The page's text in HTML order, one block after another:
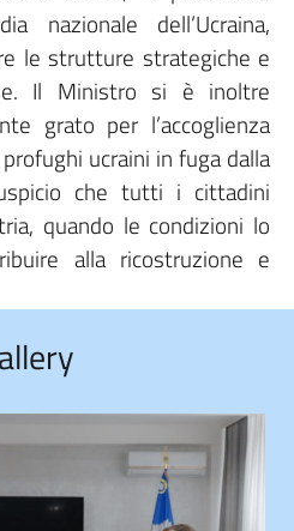
nazionale dell’Ucraina,
le strutture strategiche e
Il Ministro si è inoltre
grato per l’accoglienza
ucraini in fuga dalla
che tutti i cittadini
quando le condizioni lo
alla ricostruzione e